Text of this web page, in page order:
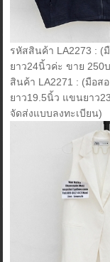
รหัสสินค้า LA2273 : (
ยาว24นิ้วค่ะ ขาย 250
สินค้า LA2271 : (มือสอ
ยาว19.5นิ้ว แขนยาว
จัดส่งแบบลงทะเบียน)